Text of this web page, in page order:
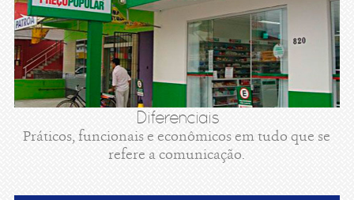
Diferenciais
Práticos, funcionais e econômicos em tudo que se
refere a comunicação.